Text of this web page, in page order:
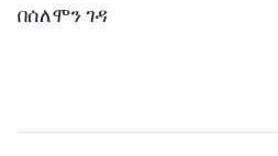
በሰለሞን ገዳ